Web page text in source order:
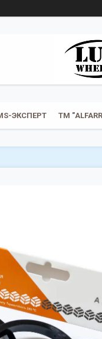
ЭКСПЕРТ ТМ